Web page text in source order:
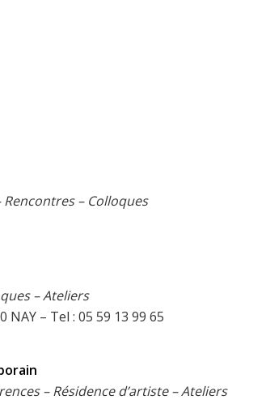
Rencontres– Colloques
– Ateliers
NAY – Tel : 05 59 13 99 65
– Résidence d’artiste – Ateliers